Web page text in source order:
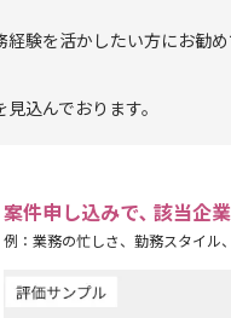
験を活かしたい方にお勧
込んでおります。
案件申し込みで､ 該当企
例：業務の忙しさ、勤務スタイル